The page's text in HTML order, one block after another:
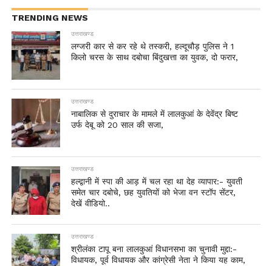
TRENDING NEWS
उत्तराखण्ड
लग्जरी कार से कर रहे थे तस्करी, हल्दूचौड़ पुलिस ने 1
किलो चरस के साथ दबोचा बिंदुखत्ता का युवक, दो फरार,
उत्तराखण्ड
नाबालिक से दुराचार के मामले में लालकुआं के देवेंद्र बिष्ट
उर्फ देबू को 20 साल की सजा,
उत्तराखण्ड
हल्द्वानी में स्पा की आड़ में चल रहा था देह व्यापार:- युवती
समेत चार दबोचे, छह युवतियों को भेजा वन स्टॉप सेंटर,
देखें वीडियो..
उत्तराखण्ड
श्रीलंका टापू बना लालकुआं विधानसभा का चुनावी मुद्दा:-
विधायक, पूर्व विधायक और कांग्रेसी नेता ने किया यह काम,